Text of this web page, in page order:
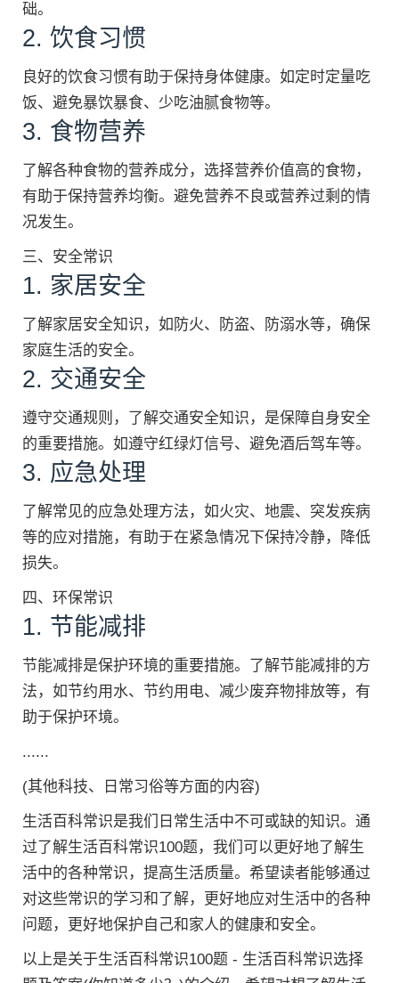
础。
2. 饮食习惯
良好的饮食习惯有助于保持身体健康。如定时定量吃
饭、避免暴饮暴食、少吃油腻食物等。
3. 食物营养
了解各种食物的营养成分，选择营养价值高的食物，
有助于保持营养均衡。避免营养不良或营养过剩的情
况发生。
三、安全常识
1. 家居安全
了解家居安全知识，如防火、防盗、防溺水等，确保
家庭生活的安全。
2. 交通安全
遵守交通规则，了解交通安全知识，是保障自身安全
的重要措施。如遵守红绿灯信号、避免酒后驾车等。
3. 应急处理
了解常见的应急处理方法，如火灾、地震、突发疾病
等的应对措施，有助于在紧急情况下保持冷静，降低
损失。
四、环保常识
1. 节能减排
节能减排是保护环境的重要措施。了解节能减排的方
法，如节约用水、节约用电、减少废弃物排放等，有
助于保护环境。
......
(其他科技、日常习俗等方面的内容)
生活百科常识是我们日常生活中不可或缺的知识。通
过了解生活百科常识100题，我们可以更好地了解生
活中的各种常识，提高生活质量。希望读者能够通过
对这些常识的学习和了解，更好地应对生活中的各种
问题，更好地保护自己和家人的健康和安全。
以上是关于生活百科常识100题 - 生活百科常识选择